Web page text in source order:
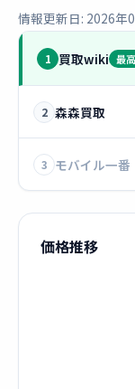
情報更新日: 2026年
1 買取wiki 最
2 森森買取
3 モバイル一番
価格推移